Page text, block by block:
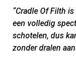
“Cradle Of Filth
een volledig
schotelen, dus
zonder dralen